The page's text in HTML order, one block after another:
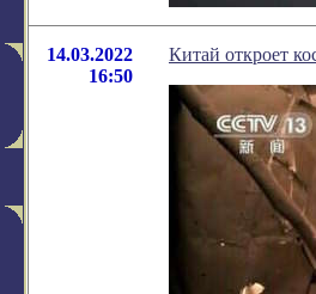
14.03.2022
16:50
Китай откроет